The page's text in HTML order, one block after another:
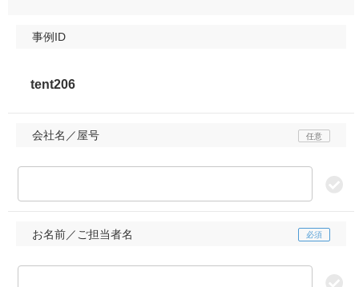
事例ID
会社名／屋号
お名前／ご担当者名